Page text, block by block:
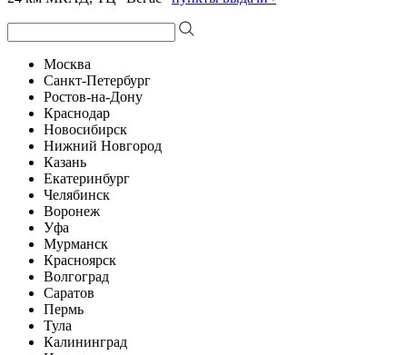
Москва
Санкт-Петербург
Ростов-на-Дону
Краснодар
Новосибирск
Нижний Новгород
Казань
Екатеринбург
Челябинск
Воронеж
Уфа
Мурманск
Красноярск
Волгоград
Саратов
Пермь
Тула
Калининград